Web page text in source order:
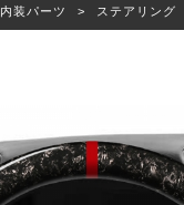
内装パーツ > ステアリング